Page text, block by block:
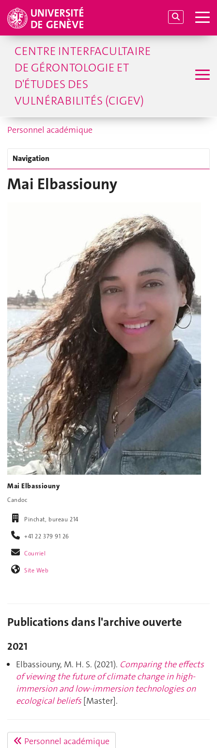
CENTRE INTERFACULTAIRE
DE GÉRONTOLOGIE ET
D'ÉTUDES DES
VULNÉRABILITÉS (CIGEV)
Personnel académique
Navigation
Mai Elbassiouny
Mai Elbassiouny
Candoc
Pinchat, bureau 214
+41 22 379 91 26
Courriel
Site Web
Publications dans l'archive ouverte
2021
Elbassiouny, M. H. S. (2021). Comparing the effects
of viewing the future of climate change in high-
immersion and low-immersion technologies on
ecological beliefs[Master].
Personnel académique